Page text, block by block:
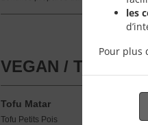
les
Pour plus
VEGAN / TOFU (1
Tofu Matar
Tofu Petits Pois